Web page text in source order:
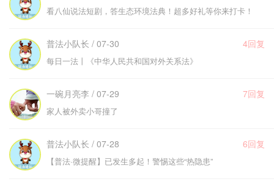
看八仙说法短剧，答生态环境法典！超多好礼等你来打卡！
普法小队长 / 07-30 4回复
每日一法丨《中华人民共和国对外关系法》
一碗月亮李 / 07-29 7回复
家人被外卖小哥撞了
普法小队长 / 07-28 6回复
【普法·微提醒】已发生多起！警惕这些“热隐患”